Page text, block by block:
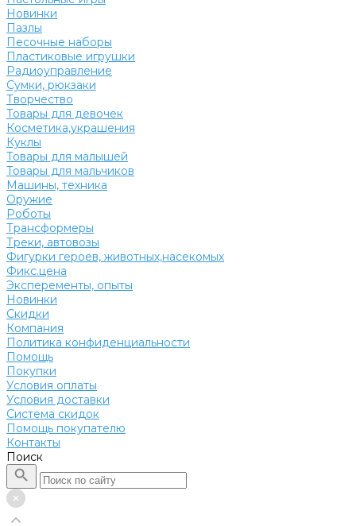
Новинки
Пазлы
Песочные наборы
Пластиковые игрушки
Радиоуправление
Сумки, рюкзаки
Творчество
Товары для девочек
Косметика,украшения
Куклы
Товары для малышей
Товары для мальчиков
Машины, техника
Оружие
Роботы
Трансформеры
Треки, автовозы
Фигурки героев, животных,насекомых
Фикс.цена
Эксперементы, опыты
Новинки
Скидки
Компания
Политика конфиденциальности
Помощь
Покупки
Условия оплаты
Условия доставки
Система скидок
Помощь покупателю
Контакты
Поиск